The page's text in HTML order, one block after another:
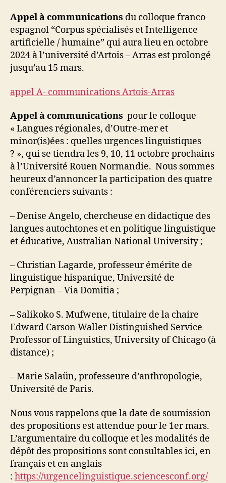
Appel à communications du colloque franco-
espagnol “Corpus spécialisés et Intelligence
artificielle / humaine” qui aura lieu en octobre
2024 à l’université d’Artois – Arras est prolongé
jusqu’au 15 mars.
appel A- communications Artois-Arras
Appel à communications pour le colloque
« Langues régionales, d’Outre-mer et
minor(is)ées : quelles urgences linguistiques
? », qui se tiendra les 9, 10, 11 octobre prochains
à l’Université Rouen Normandie. Nous sommes
heureux d’annoncer la participation des quatre
conférenciers suivants :
– Denise Angelo, chercheuse en didactique des
langues autochtones et en politique linguistique
et éducative, Australian National University ;
– Christian Lagarde, professeur émérite de
linguistique hispanique, Université de
Perpignan – Via Domitia ;
– Salikoko S. Mufwene, titulaire de la chaire
Edward Carson Waller Distinguished Service
Professor of Linguistics, University of Chicago (à
distance) ;
– Marie Salaün, professeure d’anthropologie,
Université de Paris.
Nous vous rappelons que la date de soumission
des propositions est attendue pour le 1er mars.
L’argumentaire du colloque et les modalités de
dépôt des propositions sont consultables ici, en
français et en anglais
: https://urgencelinguistique.sciencesconf.org/